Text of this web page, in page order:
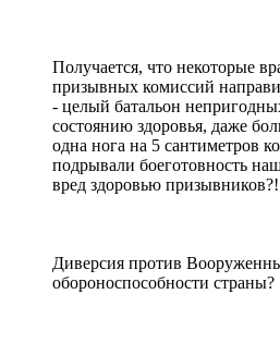
Получается, что некоторые
призывных комиссий
- целый батальон
состоянию здоровья, даже
одна нога на 5 сантиметров
подрывали боеготовность
вред здоровью призывников?!
Диверсия против
обороноспособности страны?